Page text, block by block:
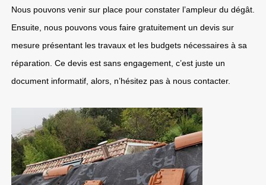
Nous pouvons venir sur place pour constater l’ampleur du dégât.
Ensuite, nous pouvons vous faire gratuitement un devis sur
mesure présentant les travaux et les budgets nécessaires à sa
réparation. Ce devis est sans engagement, c’est juste un
document informatif, alors, n’hésitez pas à nous contacter.